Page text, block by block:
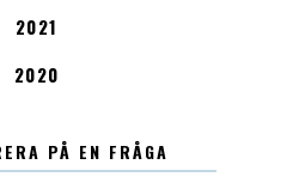
2021
2020
PÅ EN FRÅGA